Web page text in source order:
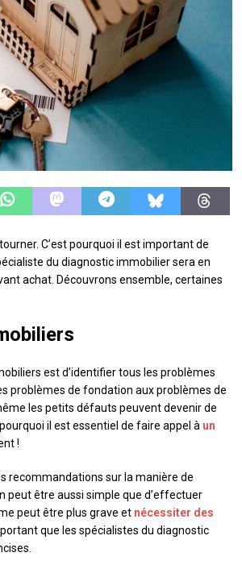
C’est pourquoi il est important de
du diagnostic immobilier sera en
achat. Découvrons ensemble, certaines
est d’identifier tous les problèmes
problèmes de fondation aux problèmes de
les petits défauts peuvent devenir de
il est essentiel de faire appel à un
!
recommandations sur la manière de
peut être aussi simple que d’effectuer
peut être plus grave et nécessiter des
que les spécialistes du diagnostic